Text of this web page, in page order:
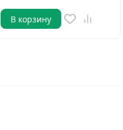
В корзину